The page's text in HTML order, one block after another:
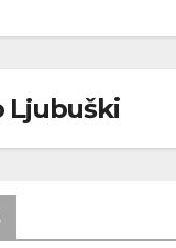
Ljubuški